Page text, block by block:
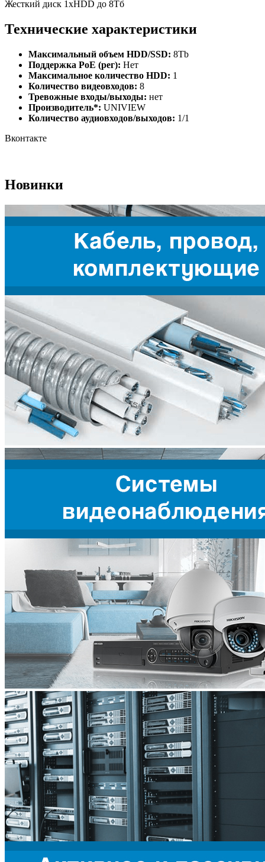
Жесткий диск 1хHDD до 8Тб
Технические характеристики
Максимальный объем HDD/SSD: 8Tb
Поддержка PoE (рег): Нет
Максимальное количество HDD: 1
Количество видеовходов: 8
Тревожные входы/выходы: нет
Производитель*: UNIVIEW
Количество аудиовходов/выходов: 1/1
Вконтакте
Новинки